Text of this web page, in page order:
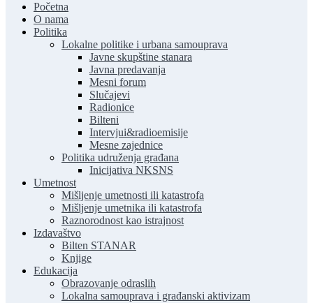
Početna
O nama
Politika
Lokalne politike i urbana samouprava
Javne skupštine stanara
Javna predavanja
Mesni forum
Slučajevi
Radionice
Bilteni
Intervjui&radioemisije
Mesne zajednice
Politika udruženja građana
Inicijativa NKSNS
Umetnost
Mišljenje umetnosti ili katastrofa
Mišljenje umetnika ili katastrofa
Raznorodnost kao istrajnost
Izdavaštvo
Bilten STANAR
Knjige
Edukacija
Obrazovanje odraslih
Lokalna samouprava i građanski aktivizam